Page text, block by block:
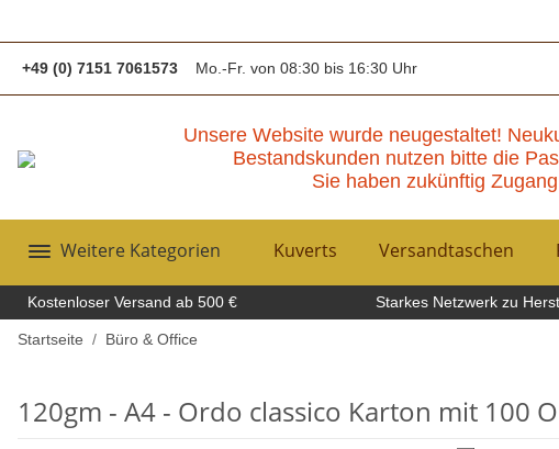
+49 (0) 7151 7061573 Mo.-Fr. von 08:30 bis 16:30 Uhr
Unsere Website wurde neugestaltet!
Bestandskunden nutzen bitte die
Sie haben zukünftig
Weitere Kategorien Kuverts Versandtaschen
Kostenloser Versand ab 500 € Starkes Netzwerk zu
Startseite Büro & Office
120gm - A4 - Ordo classico Karton mit 100